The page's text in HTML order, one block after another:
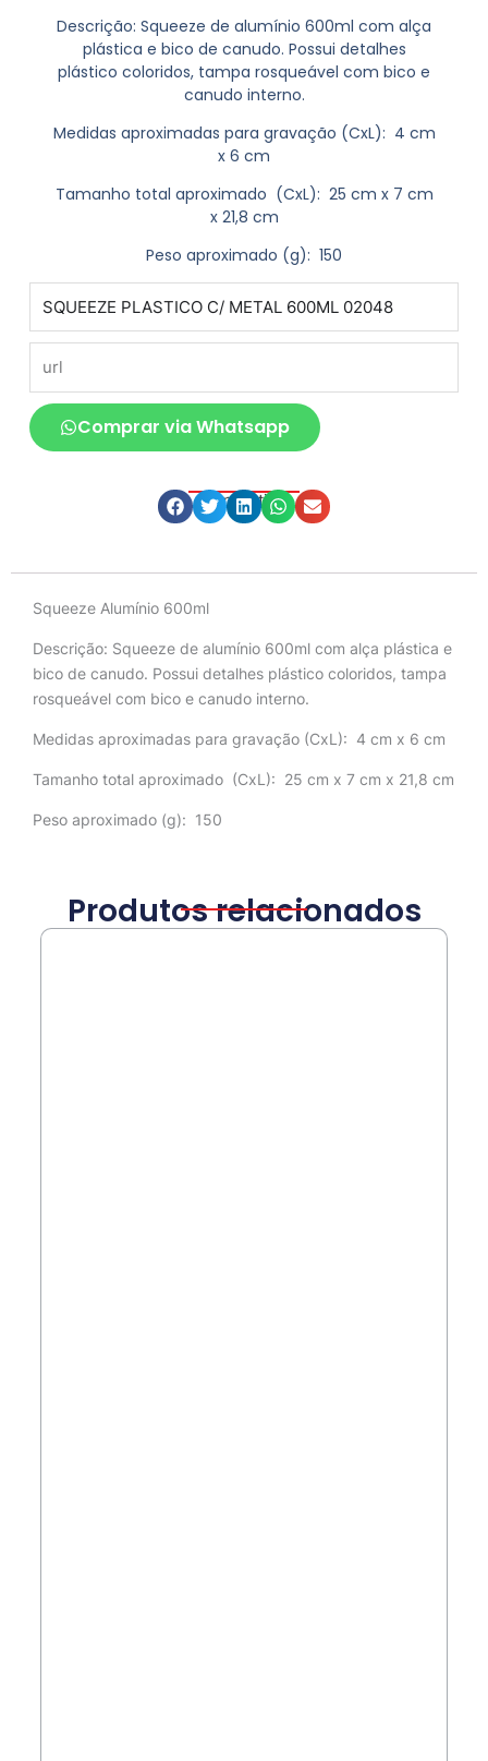
Descrição: Squeeze de alumínio 600ml com alça
plástica e bico de canudo. Possui detalhes
plástico coloridos, tampa rosqueável com bico e
canudo interno.
Medidas aproximadas para gravação (CxL): 4 cm
x 6 cm
Tamanho total aproximado (CxL): 25 cm x 7 cm
x 21,8 cm
Peso aproximado (g): 150
Comprar via Whatsapp
Compartilhe
Squeeze Alumínio 600ml
Descrição: Squeeze de alumínio 600ml com alça plástica e
bico de canudo. Possui detalhes plástico coloridos, tampa
rosqueável com bico e canudo interno.
Medidas aproximadas para gravação (CxL): 4 cm x 6 cm
Tamanho total aproximado (CxL): 25 cm x 7 cm x 21,8 cm
Peso aproximado (g): 150
Produtos relacionados